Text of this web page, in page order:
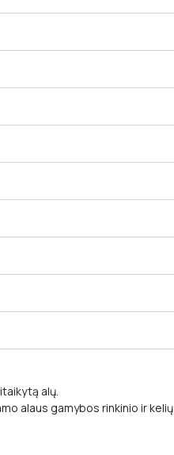
alų.
alaus gamybos rinkinio ir kelių